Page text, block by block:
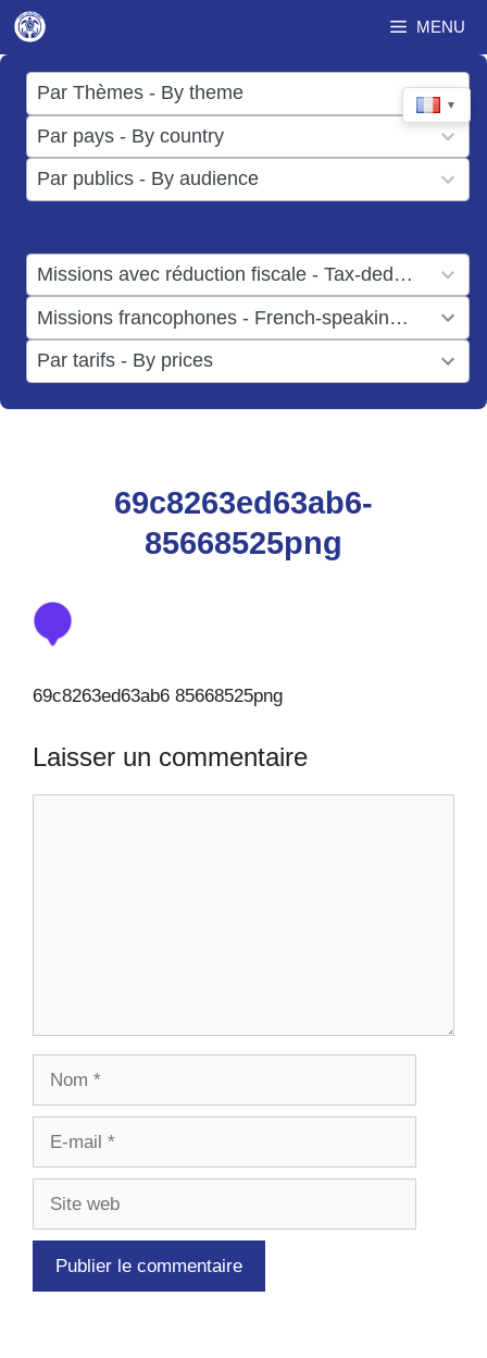
Aller
au
contenu
MENU
▼
Par Thèmes - By theme
17
results
available
Par pays - By country
50
results
available
Par publics - By audience
results
Missions avec réduction fiscale - Tax-deductible missions
result
available
Missions francophones - French-speaking missions
result
available
Par tarifs - By prices
results
available
69c8263ed63ab6-
85668525png
69c8263ed63ab6 85668525png
Laisser un commentaire